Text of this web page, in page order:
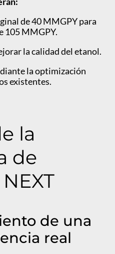
de 40 MMGPY para
105 MMGPY.
la calidad del etanol.
la optimización
existentes.
la
de
de una
real